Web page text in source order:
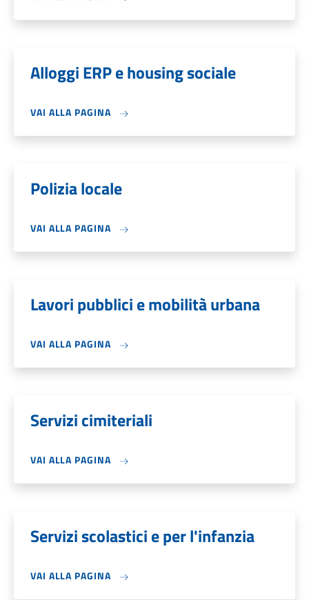
Alloggi ERP e housing sociale
VAI ALLA PAGINA
Polizia locale
VAI ALLA PAGINA
Lavori pubblici e mobilità urbana
VAI ALLA PAGINA
Servizi cimiteriali
VAI ALLA PAGINA
Servizi scolastici e per l'infanzia
VAI ALLA PAGINA